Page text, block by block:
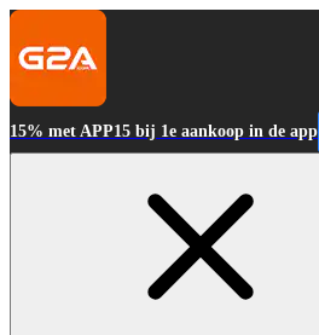
15% met APP15 bij 1e aankoop in de app